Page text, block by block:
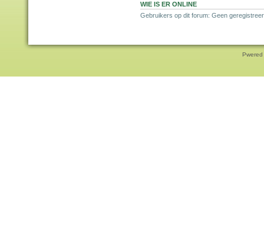
WIE IS ER ONLINE
Gebruikers op dit forum: Geen